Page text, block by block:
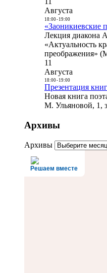
Августа
18:00- 19:00
«Заоникиевские
Лекция диакона
«Актуальность
преображения»
11
Августа
18:00- 19:00
Презентация
Новая книга
М. Ульяновой, 1,
Архивы
Архивы
Решаем вместе